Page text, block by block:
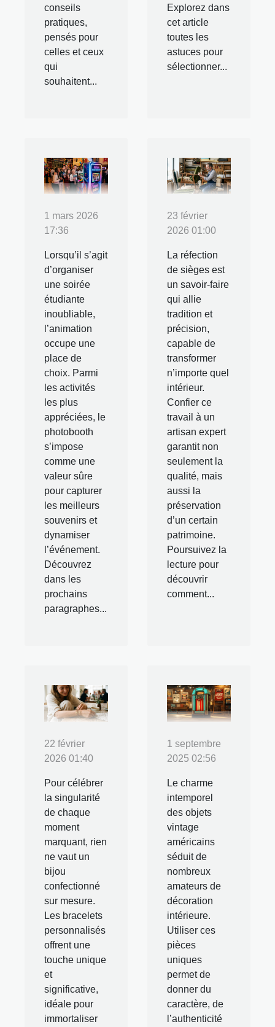
conseils
pratiques,
pensés pour
celles et ceux
qui
souhaitent...
Explorez dans
cet article
toutes les
astuces pour
sélectionner...
1 mars 2026
17:36
Lorsqu’il s’agit
d’organiser
une soirée
étudiante
inoubliable,
l’animation
occupe une
place de
choix. Parmi
les activités
les plus
appréciées, le
photobooth
s’impose
comme une
valeur sûre
pour capturer
les meilleurs
souvenirs et
dynamiser
l’événement.
Découvrez
dans les
prochains
paragraphes...
23 février
2026 01:00
La réfection
de sièges est
un savoir-faire
qui allie
tradition et
précision,
capable de
transformer
n’importe quel
intérieur.
Confier ce
travail à un
artisan expert
garantit non
seulement la
qualité, mais
aussi la
préservation
d’un certain
patrimoine.
Poursuivez la
lecture pour
découvrir
comment...
22 février
2026 01:40
Pour célébrer
la singularité
de chaque
moment
marquant, rien
ne vaut un
bijou
confectionné
sur mesure.
Les bracelets
personnalisés
offrent une
touche unique
et
significative,
idéale pour
immortaliser
1 septembre
2025 02:56
Le charme
intemporel
des objets
vintage
américains
séduit de
nombreux
amateurs de
décoration
intérieure.
Utiliser ces
pièces
uniques
permet de
donner du
caractère, de
l’authenticité